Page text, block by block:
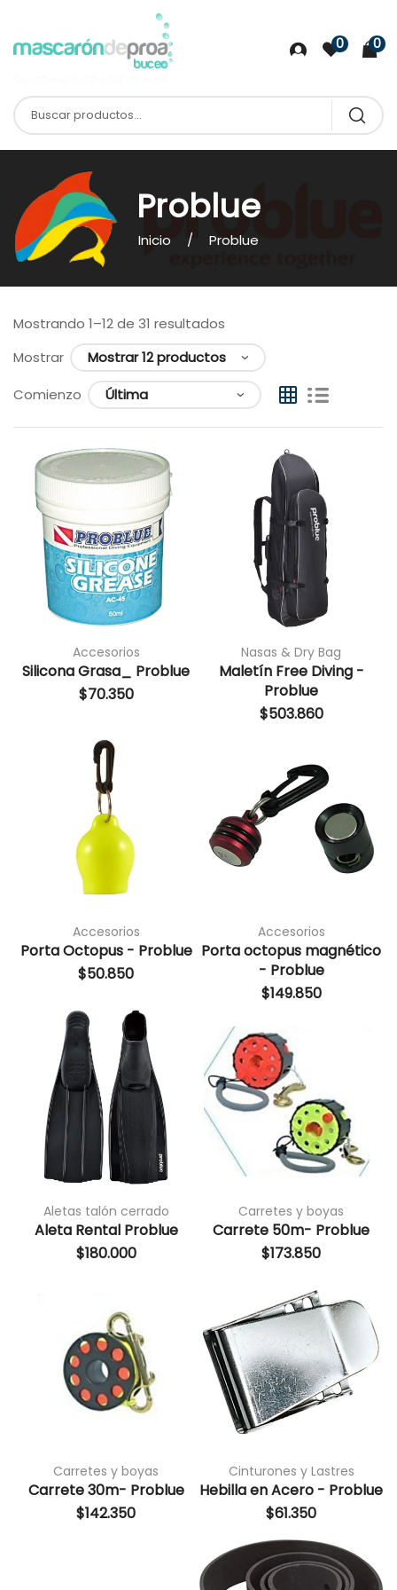
0 0
Problue
Inicio Problue
Mostrando 1–12 de 31 resultados
Mostrar
Comienzo
Accesorios
Silicona Grasa_ Problue
$70.350
Nasas & Dry Bag
Maletín Free Diving -
Problue
$503.860
Accesorios
Porta Octopus - Problue
$50.850
Accesorios
Porta octopus magnético
- Problue
$149.850
Aletas talón cerrado
Aleta Rental Problue
$180.000
Carretes y boyas
Carrete 50m- Problue
$173.850
Carretes y boyas
Carrete 30m- Problue
$142.350
Cinturones y Lastres
Hebilla en Acero - Problue
$61.350